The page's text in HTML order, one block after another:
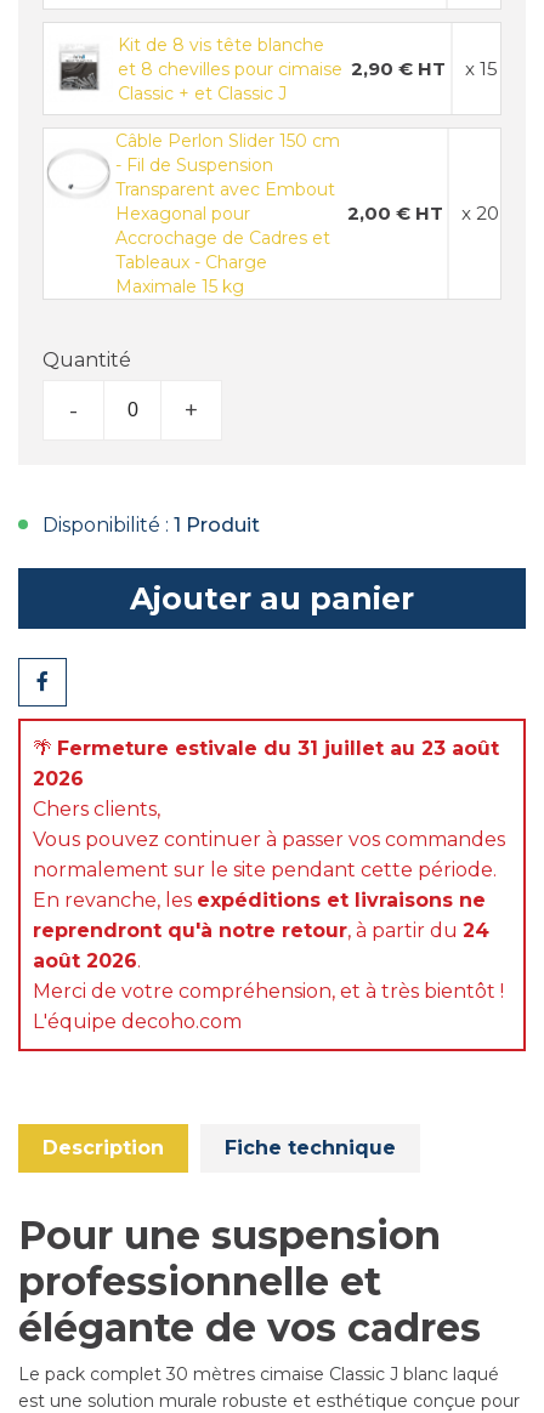
Kit de 8 vis tête blanche
et 8 chevilles pour cimaise
Classic + et Classic J
2,90 € HT x 15
Câble Perlon Slider 150 cm
- Fil de Suspension
Transparent avec Embout
Hexagonal pour
Accrochage de Cadres et
Tableaux - Charge
Maximale 15 kg
2,00 € HT x 20
Quantité
- +
Disponibilité : 1 Produit
Ajouter au panier
Partager
🌴 Fermeture estivale du 31 juillet au 23 août
2026
Chers clients,
Vous pouvez continuer à passer vos commandes
normalement sur le site pendant cette période.
En revanche, les expéditions et livraisons ne
reprendront qu'à notre retour, à partir du 24
août 2026.
Merci de votre compréhension, et à très bientôt !
L'équipe decoho.com
Description Fiche technique
Pour une suspension
professionnelle et
élégante de vos cadres
Le pack complet 30 mètres cimaise Classic J blanc laqué
est une solution murale robuste et esthétique conçue pour